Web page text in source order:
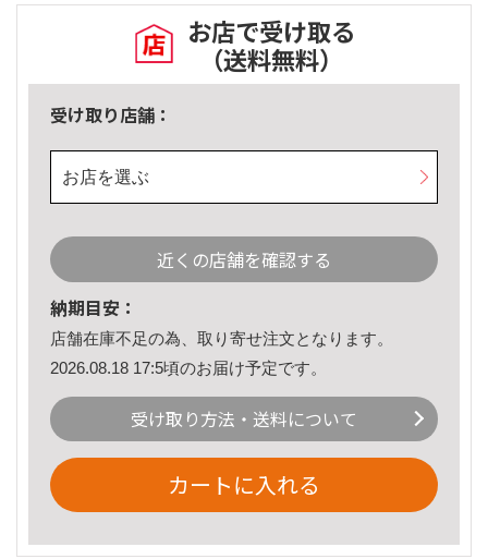
お店で受け取る
（送料無料）
受け取り店舗：
お店を選ぶ
近くの店舗を確認する
納期目安：
店舗在庫不足の為、取り寄せ注文となります。
2026.08.18 17:5頃のお届け予定です。
受け取り方法・送料について
カートに入れる